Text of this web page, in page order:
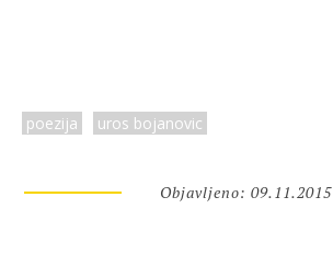
poezija uros bojanovic
Objavljeno: 09.11.2015